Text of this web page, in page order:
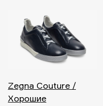
Zegna Couture /
Хорошие